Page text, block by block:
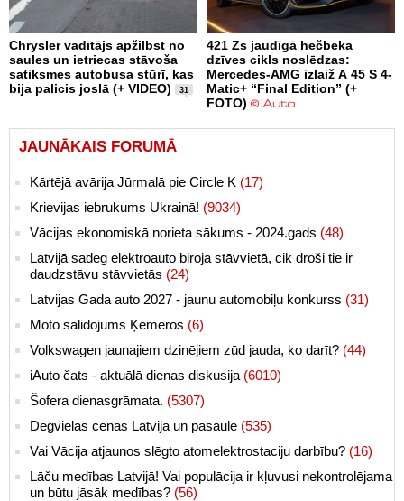
Chrysler vadītājs apžilbst no
saules un ietriecas stāvoša
satiksmes autobusa stūrī, kas
bija palicis joslā (+ VIDEO)
31
421 Zs jaudīgā hečbeka
dzīves cikls noslēdzas:
Mercedes-AMG izlaiž A 45 S 4-
Matic+ “Final Edition” (+
FOTO)
JAUNĀKAIS FORUMĀ
Kārtējā avārija Jūrmalā pie Circle K (17)
Krievijas iebrukums Ukrainā! (9034)
Vācijas ekonomiskā norieta sākums - 2024.gads (48)
Latvijā sadeg elektroauto biroja stāvvietā, cik droši tie ir
daudzstāvu stāvvietās (24)
Latvijas Gada auto 2027 - jaunu automobiļu konkurss (31)
Moto salidojums Ķemeros (6)
Volkswagen jaunajiem dzinējiem zūd jauda, ko darīt? (44)
iAuto čats - aktuālā dienas diskusija (6010)
Šofera dienasgrāmata. (5307)
Degvielas cenas Latvijā un pasaulē (535)
Vai Vācija atjaunos slēgto atomelektrostaciju darbību? (16)
Lāču medības Latvijā! Vai populācija ir kļuvusi nekontrolējama
un būtu jāsāk medības? (56)